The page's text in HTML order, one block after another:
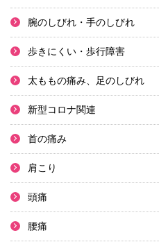
腕のしびれ・手のしびれ
歩きにくい・歩行障害
太ももの痛み、足のしびれ
新型コロナ関連
首の痛み
肩こり
頭痛
腰痛